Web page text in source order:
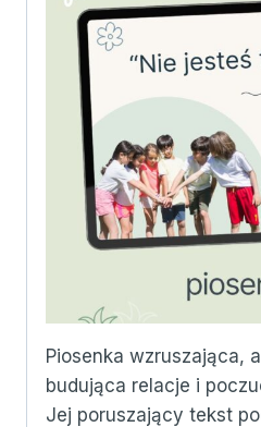
Piosenka wzruszająca,
budująca relacje i
Jej poruszający tekst